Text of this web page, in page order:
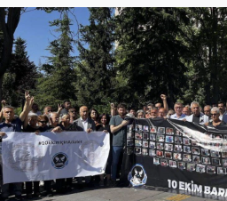
EĞİTİM
KADIN
SAĞLIK
SPOR
Son Dakika Haberleri
Haber Arşivi